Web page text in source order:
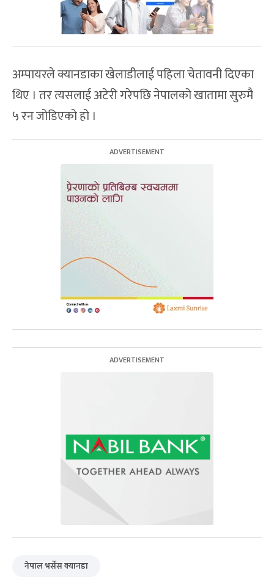
अम्पायरले क्यानडाका खेलाडीलाई पहिला चेतावनी दिएका
थिए । तर त्यसलाई अटेरी गरेपछि नेपालको खातामा सुरुमै
५ रन जोडिएको हो ।
नेपाल भर्सेस क्यानडा